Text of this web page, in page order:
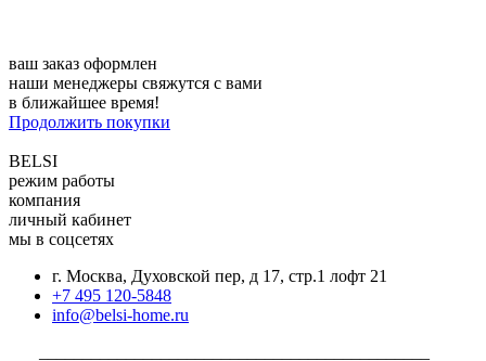
ваш заказ оформлен
наши менеджеры свяжутся с вами
в ближайшее время!
Продолжить покупки
BELSI
режим работы
компания
личный кабинет
мы в соцсетях
г. Москва, Духовской пер, д 17, стр.1 лофт 21
+7 495 120-5848
info@belsi-home.ru